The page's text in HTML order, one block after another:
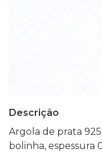
Descrição
Argola de prata
bolinha, espessura